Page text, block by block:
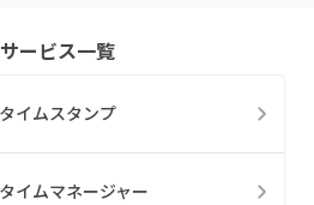
ービス一覧
イムスタンプ
イムマネージャー